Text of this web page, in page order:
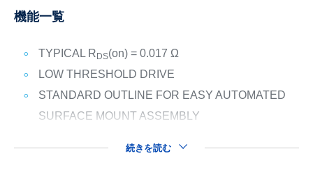
機能一覧
TYPICAL R DS(on) = 0.017 Ω
LOW THRESHOLD DRIVE
STANDARD OUTLINE FOR EASY AUTOMATED
SURFACE MOUNT ASSEMBLY
続きを読む